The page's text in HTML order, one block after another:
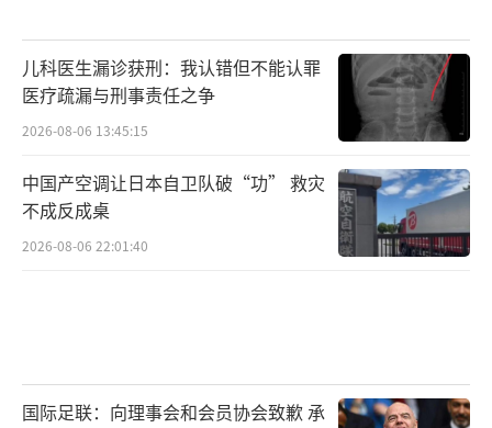
儿科医生漏诊获刑：我认错但不能认罪
医疗疏漏与刑事责任之争
2026-08-06 13:45:15
中国产空调让日本自卫队破“功” 救灾
不成反成桌
2026-08-06 22:01:40
国际足联：向理事会和会员协会致歉 承